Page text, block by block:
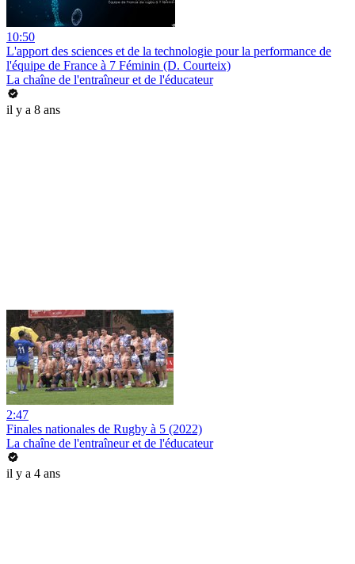
10:50
L'apport des sciences et de la technologie pour la performance de
l'équipe de France à 7 Féminin (D. Courteix)
La chaîne de l'entraîneur et de l'éducateur
il y a 8 ans
2:47
Finales nationales de Rugby à 5 (2022)
La chaîne de l'entraîneur et de l'éducateur
il y a 4 ans